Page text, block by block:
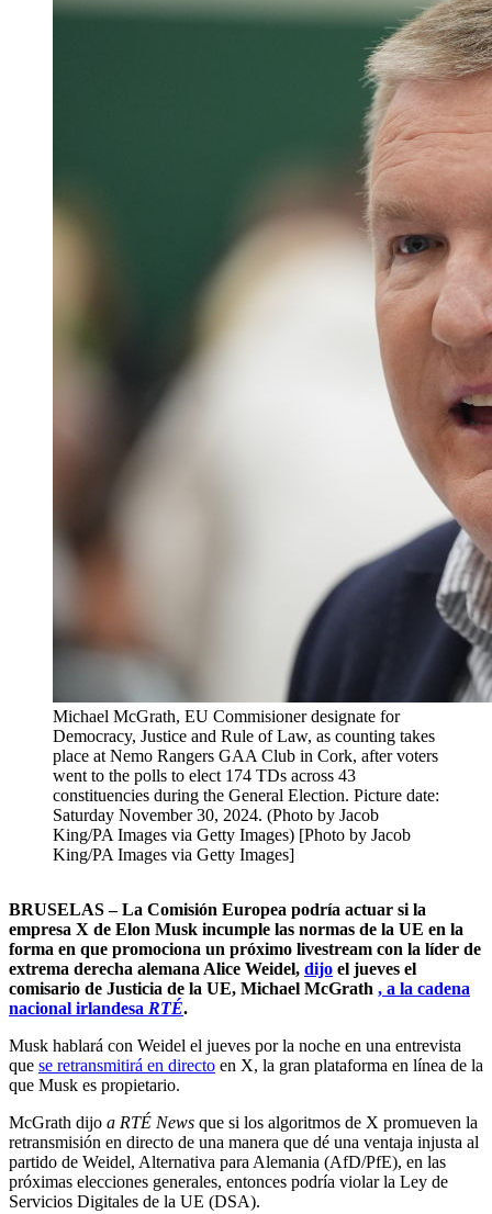
Michael McGrath, EU Commisioner designate for
Democracy, Justice and Rule of Law, as counting takes
place at Nemo Rangers GAA Club in Cork, after voters
went to the polls to elect 174 TDs across 43
constituencies during the General Election. Picture date:
Saturday November 30, 2024. (Photo by Jacob
King/PA Images via Getty Images) [Photo by Jacob
King/PA Images via Getty Images]
BRUSELAS –La Comisión Europea podría actuar si la
empresa X de Elon Musk incumple las normas de la UE en la
forma en que promociona un próximo livestream con la líder de
extrema derecha alemana Alice Weidel, dijo el jueves el
comisario de Justicia de la UE, Michael McGrath , a la cadena
nacional irlandesa RTÉ.
Musk hablará con Weidel el jueves por la noche en una entrevista
que se retransmitirá en directo en X, la gran plataforma en línea de la
que Musk es propietario.
McGrath dijo a RTÉ News que si los algoritmos de X promueven la
retransmisión en directo de una manera que dé una ventaja injusta al
partido de Weidel, Alternativa para Alemania (AfD/PfE), en las
próximas elecciones generales, entonces podría violar la Ley de
Servicios Digitales de la UE (DSA).